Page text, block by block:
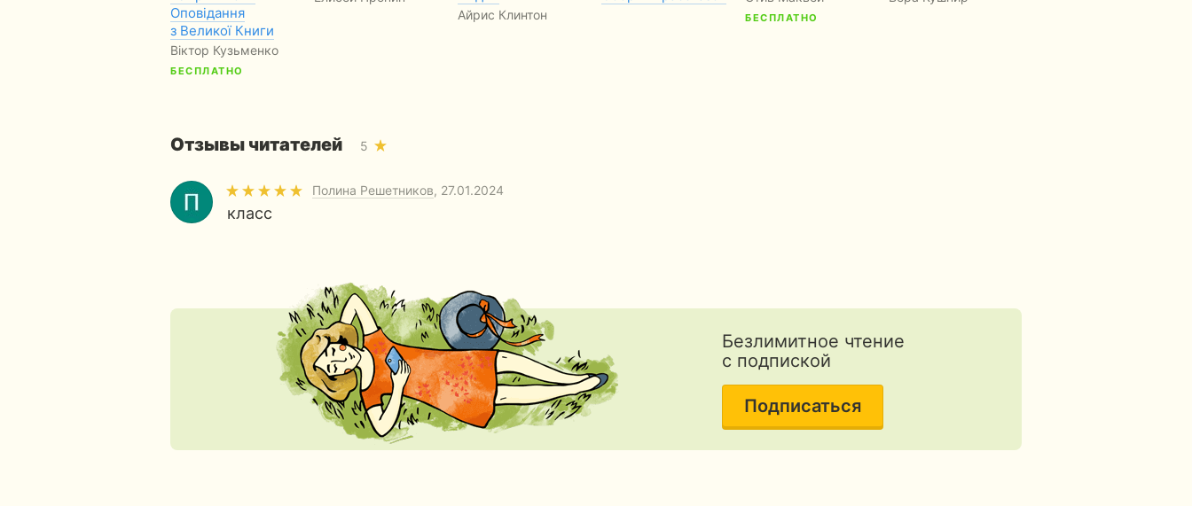
Оповідання
з Великої Книги
Віктор Кузьменко
БЕСПЛАТНО
Айрис Клинтон БЕСПЛАТНО
Отзывы читателей 5
Полина Решетников, 27.01.2024
класс
Безлимитное чтение
с подпиской
Подписаться